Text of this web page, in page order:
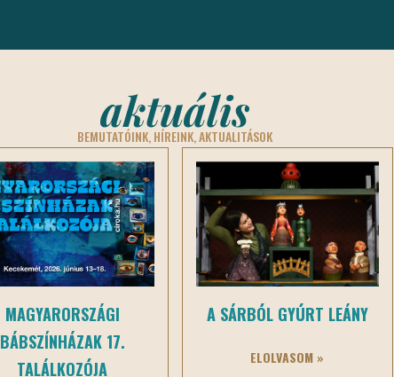
aktuális
BEMUTATÓINK, HÍREINK, AKTUALITÁSOK
MAGYARORSZÁGI
BÁBSZÍNHÁZAK 17.
TALÁLKOZÓJA
A SÁRBÓL GYÚRT LEÁNY
ELOLVASOM »